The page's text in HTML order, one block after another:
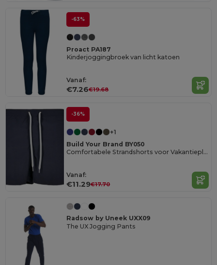
-63%
Proact PA187
Kinderjoggingbroek van licht katoen
Vanaf:
€7.26€19.68
-36%
+1
Build Your Brand BY050
Comfortabele Strandshorts voor Vakantieplezier
Vanaf:
€11.29€17.70
Radsow by Uneek UXX09
The UX Jogging Pants